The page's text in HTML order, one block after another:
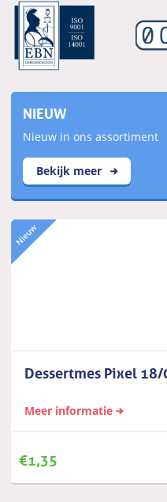
NIEUW
Nieuw in ons assortiment
Bekijk meer
Dessertmes Pixel
Meer informatie
€1,35